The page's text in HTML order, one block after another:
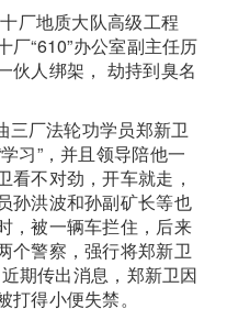
厂地质大队高级工程
厂“610”办公室副主任历
伙人绑架， 劫持到臭名
三厂法轮功学员郑新卫
习”，并且领导陪他一
看不对劲，开车就走，
孙洪波和孙副矿长等也
，被一辆车拦住，后来
个警察，强行将郑新卫
期传出消息，郑新卫因
得小便失禁。